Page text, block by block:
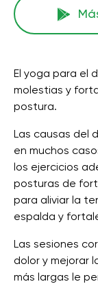
El yoga para el
molestias y
postura.
Las causas del
en muchos
los ejercicios
posturas de
para aliviar la
espalda y
Las sesiones
dolor y mejorar
más largas le